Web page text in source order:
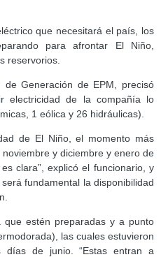
que necesitará el país, los
para afrontar El Niño,
reservorios.
de Generación de EPM, precisó
electricidad de la compañía lo
1 eólica y 26 hidráulicas).
de El Niño, el momento más
y diciembre y enero de
clara”, explicó el funcionario, y
fundamental la disponibilidad
que estén preparadas y a punto
las cuales estuvieron
días de junio. “Estas entran a